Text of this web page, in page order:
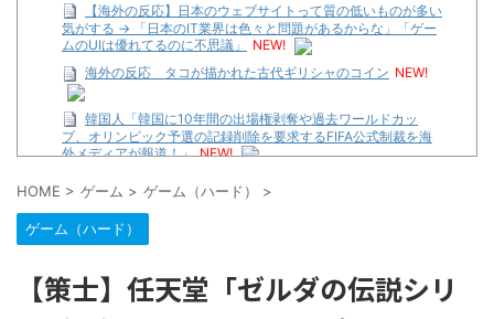
【海外の反応】日本のウェブサイトって質の低いものが多い
気がする → 「日本のIT業界は色々と問題があるからな」「ゲー
ムのUIは優れてるのに不思議」
NEW!
海外の反応 タコが描かれた古代ギリシャのコイン NEW!
韓国人「韓国に10年間の出場権剥奪や過去ワールドカッ
プ、オリンピック予選の記録削除を要求するFIFA公式制裁を海
外メディアが報道！」 NEW!
な…
…背が高い娘
「洋画に日本版主題歌は必要か?」論争
HOME > ゲーム > ゲーム（ハード） >
ゲーム（ハード）
【策士】任天堂「ゼルダの伝説シリ